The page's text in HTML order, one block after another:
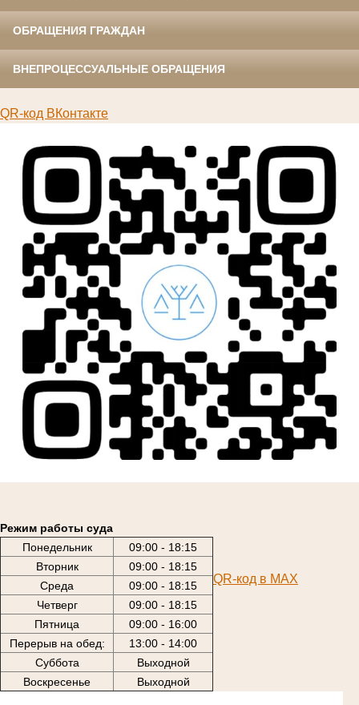
ОБРАЩЕНИЯ ГРАЖДАН
ВНЕПРОЦЕССУАЛЬНЫЕ ОБРАЩЕНИЯ
QR-код ВКонтакте
Режим работы суда
Понедельник
09:00 - 18:15
Вторник
09:00 - 18:15
Среда
09:00 - 18:15
Четверг
09:00 - 18:15
Пятница
09:00 - 16:00
Перерыв на обед:
13:00 - 14:00
Суббота
Выходной
Воскресенье
Выходной
QR-код в МАХ